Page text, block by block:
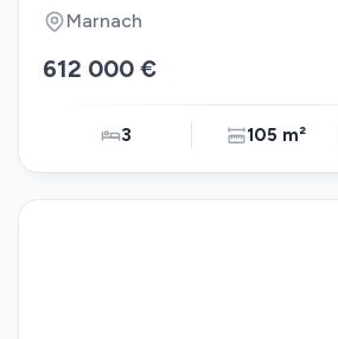
Marnach
612 000 €
3 105 m²